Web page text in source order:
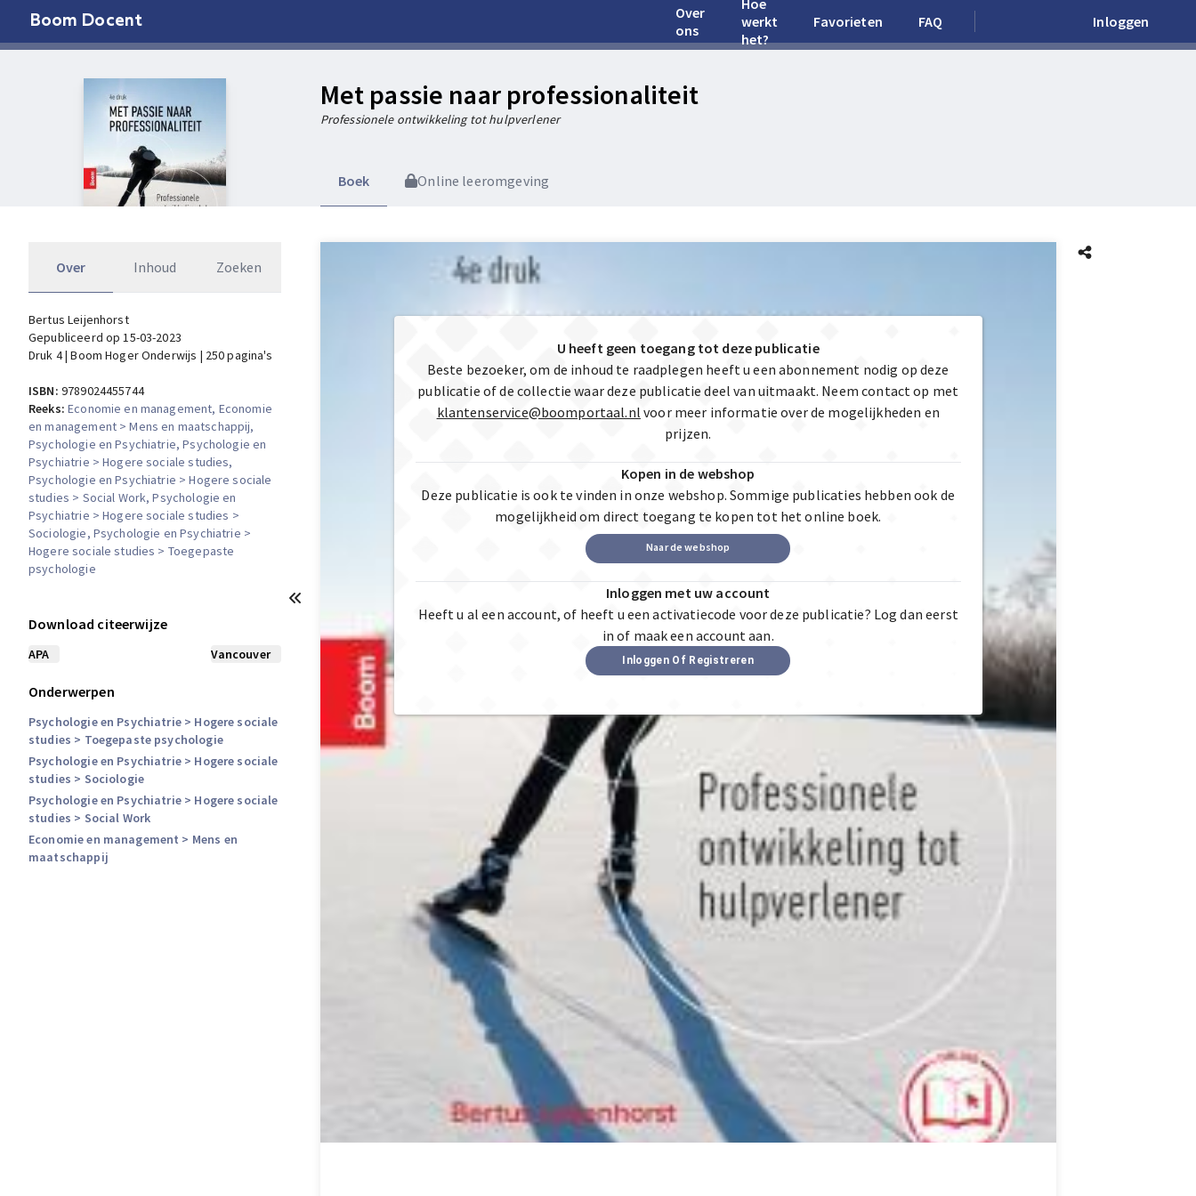
Boom Docent
Over
ons
Hoe
werkt
het?
Favorieten FAQ Inloggen
Met passie naar professionaliteit
Professionele ontwikkeling tot hulpverlener
Boek Online leeromgeving
Over Inhoud Zoeken
Bertus Leijenhorst
Gepubliceerd op 15-03-2023
Druk 4 | Boom Hoger Onderwijs | 250 pagina's
ISBN: 9789024455744
Reeks:Economie en management, Economie
en management > Mens en maatschappij,
Psychologie en Psychiatrie, Psychologie en
Psychiatrie > Hogere sociale studies,
Psychologie en Psychiatrie > Hogere sociale
studies > Social Work, Psychologie en
Psychiatrie > Hogere sociale studies >
Sociologie, Psychologie en Psychiatrie >
Hogere sociale studies > Toegepaste
psychologie
Download citeerwijze
APA Vancouver
Onderwerpen
Psychologie en Psychiatrie> Hogere sociale
studies > Toegepaste psychologie
Psychologie en Psychiatrie> Hogere sociale
studies > Sociologie
Psychologie en Psychiatrie> Hogere sociale
studies > Social Work
Economie en management > Mens en
maatschappij
U heeft geen toegang tot deze publicatie
Beste bezoeker, om de inhoud te raadplegen heeft u een abonnement nodig op deze
publicatie of de collectie waar deze publicatie deel van uitmaakt. Neem contact op met
klantenservice@boomportaal.nl voor meer informatie over de mogelijkheden en
prijzen.
Kopen in de webshop
Deze publicatie is ook te vinden in onze webshop. Sommige publicaties hebben ook de
mogelijkheid om direct toegang te kopen tot het online boek.
Naar de webshop
Inloggen met uw account
Heeft u al een account, of heeft u een activatiecode voor deze publicatie? Log dan eerst
in of maak een account aan.
Inloggen Of Registreren